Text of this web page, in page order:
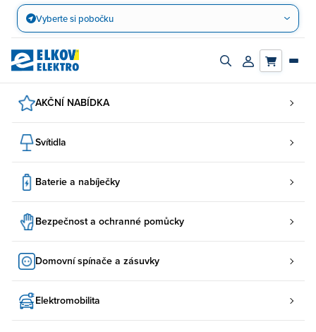
Přejít
obsah
Vyberte si pobočku
Zapnout/vypnout
Přihlásit/
AKČNÍ NABÍDKA
Svítidla
Baterie a nabíječky
Bezpečnost a ochranné pomůcky
Domovní spínače a zásuvky
Elektromobilita